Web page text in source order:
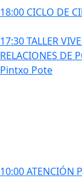
18:00 CICLO DE
17:30 TALLER
RELACIONES DE
Pintxo Pote
10:00 ATENCIÓN